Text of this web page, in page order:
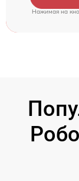
Нажимая на